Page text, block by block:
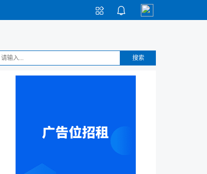


搜索